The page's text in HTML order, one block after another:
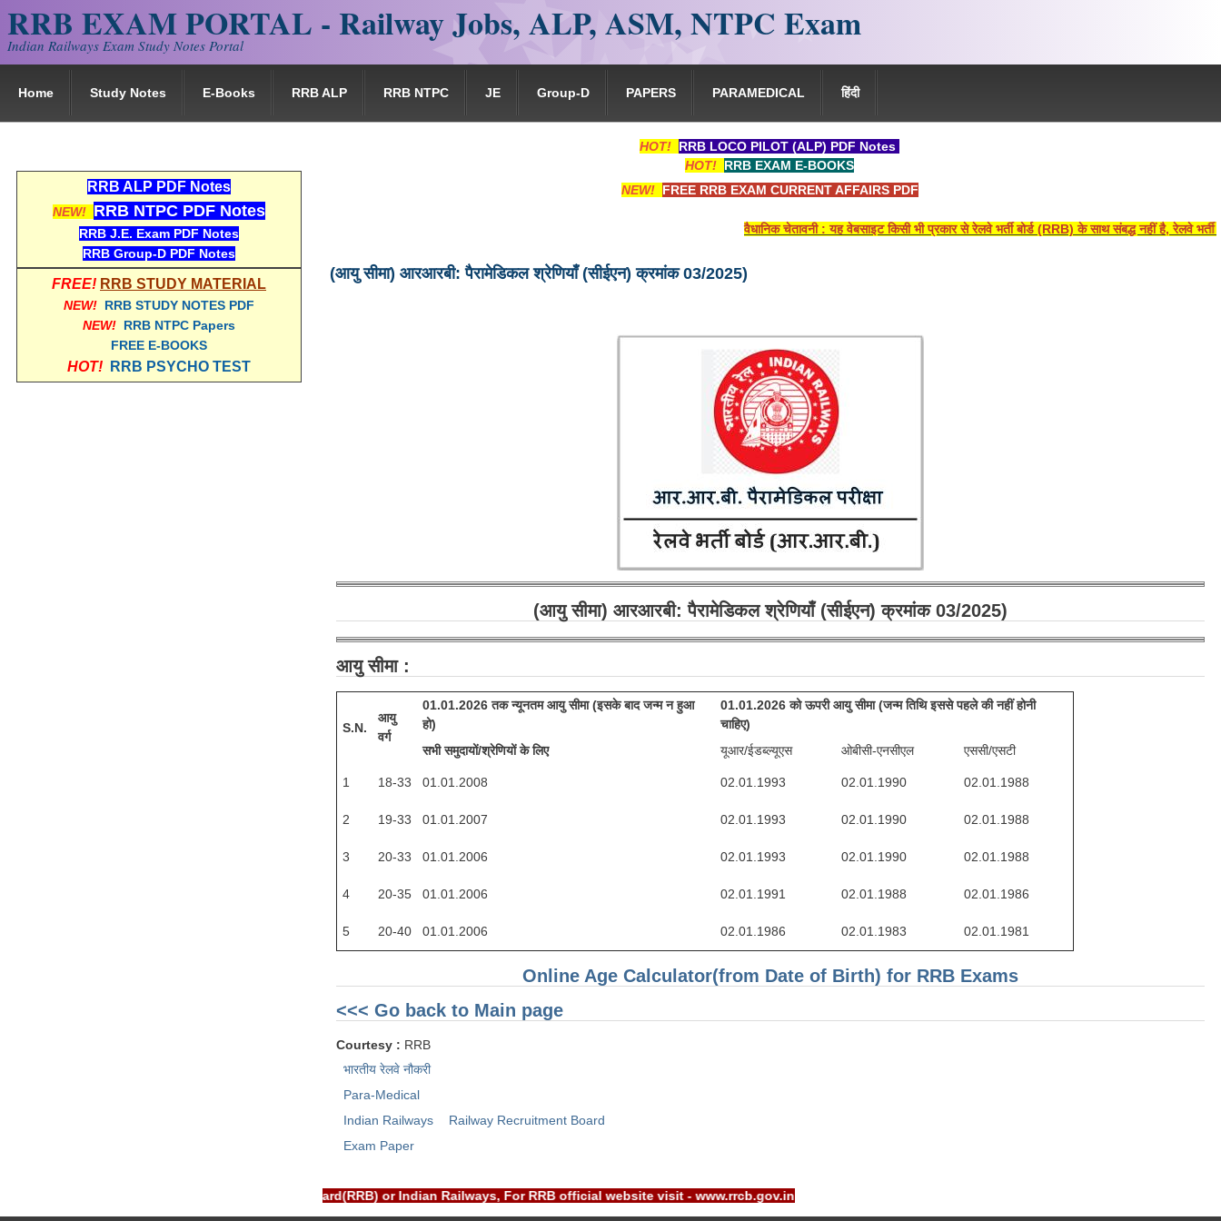
RRB EXAM PORTAL - Railway Jobs, ALP, ASM, NTPC Exam
Indian Railways Exam Study Notes Portal
Home Study Notes E-Books RRB ALP RRB NTPC JE Group-D PAPERS PARAMEDICAL हिंदी
HOT! RRB LOCO PILOT (ALP) PDF Notes
HOT! RRB EXAM E-BOOKS
NEW! FREE RRB EXAM CURRENT AFFAIRS PDF
वैधानिक चेतावनी : यह वेबसाइट किसी भी प्रकार से रेलवे भर्ती बोर्ड (RRB) के साथ संबद्ध नहीं है, रेलवे भर्ती
(आयु सीमा) आरआरबी: पैरामेडिकल श्रेणियाँ (सीईएन) क्रमांक 03/2025)
(आयु सीमा) आरआरबी: पैरामेडिकल श्रेणियाँ (सीईएन) क्रमांक 03/2025)
आयु सीमा:
S.N.
आयु
वर्ग
01.01.2026 तक न्यूनतम आयु सीमा (इसके बाद जन्म न हुआ
हो)
01.01.2026 को ऊपरी आयु सीमा (जन्म तिथि इससे पहले की नहीं होनी
चाहिए)
सभी समुदायों/श्रेणियों के लिए
यूआर/ईडब्ल्यूएस ओबीसी-एनसीएल एससी/एसटी
1 18-33 01.01.2008 02.01.1993 02.01.1990 02.01.1988
2 19-33 01.01.2007 02.01.1993 02.01.1990 02.01.1988
3 20-33 01.01.2006 02.01.1993 02.01.1990 02.01.1988
4 20-35 01.01.2006 02.01.1991 02.01.1988 02.01.1986
5 20-40 01.01.2006 02.01.1986 02.01.1983 02.01.1981
Online Age Calculator(from Date of Birth) for RRB Exams
<<< Go back to Main page
Courtesy : RRB
भारतीय रेलवे नौकरी
Para-Medical
Indian Railways
Railway Recruitment Board
Exam Paper
PORTAL is NOT associated with Railway Recruitment Board(RRB) or Indian Railways, For RRB official website visit - www.rrcb.gov.in
RRB ALP PDF Notes
NEW! RRB NTPC PDF Notes
RRB J.E. Exam PDF Notes
RRB Group-D PDF Notes
FREE! RRB STUDY MATERIAL
NEW! RRB STUDY NOTES PDF
NEW! RRB NTPC Papers
FREE E-BOOKS
HOT! RRB PSYCHO TEST